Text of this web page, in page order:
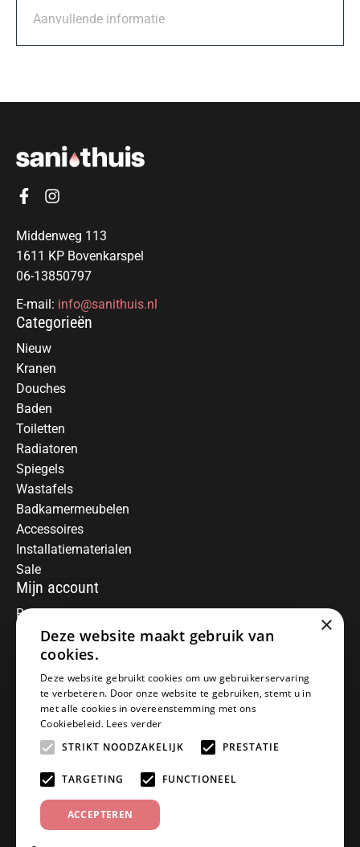
Aanvullende informatie
Middenweg 113
1611 KP Bovenkarspel
06-13850797
E-mail: info@sanithuis.nl
Categorieën
Nieuw
Kranen
Douches
Baden
Toiletten
Radiatoren
Spiegels
Wastafels
Badkamermeubelen
Accessoires
Installatiematerialen
Sale
Mijn account
Registreren
Mijn bestellingen
Informatie
Over ons
Algemene voorwaarden
Disclaimer
Privacy Policy
Betaalmethoden
Retourneren
Klantenservice
Offerte aanvragen
×
Deze website maakt gebruik van
cookies.
Deze website gebruikt cookies om uw gebruikerservaring
te verbeteren. Door onze website te gebruiken, stemt u in
met alle cookies in overeenstemming met ons
Cookiebeleid. Lees verder
STRIKT NOODZAKELIJK
PRESTATIE
TARGETING FUNCTIONEEL
ACCEPTEREN